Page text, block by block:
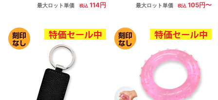
最大ロット単価
114円
最大ロット単価
105円〜